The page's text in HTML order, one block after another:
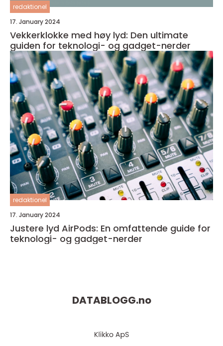
redaktionel
17. January 2024
Vekkerklokke med høy lyd: Den ultimate
guiden for teknologi- og gadget-nerder
redaktionel
17. January 2024
Justere lyd AirPods: En omfattende guide for
teknologi- og gadget-nerder
DATABLOGG.no